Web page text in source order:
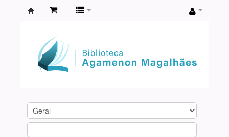
Agamenon
Magalhães